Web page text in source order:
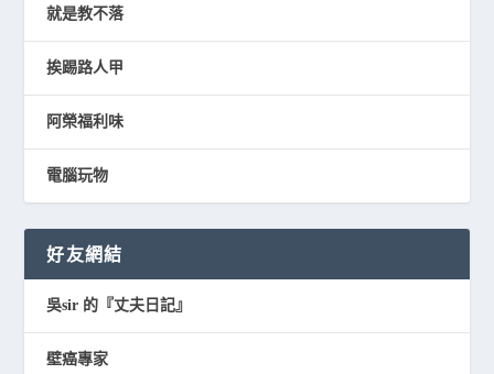
就是教不落
挨踢路人甲
阿榮福利味
電腦玩物
好友網結
吳sir 的『丈夫日記』
壁癌專家